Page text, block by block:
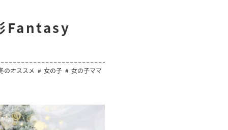
Fantasy
のオススメ 女の子 女の子ママ